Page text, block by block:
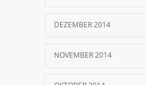
DEZEMBER 2014
NOVEMBER 2014